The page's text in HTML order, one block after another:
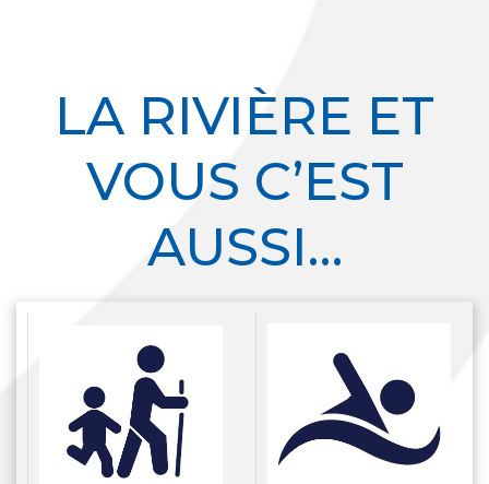
LA RIVIÈRE ET
VOUS C’EST
AUSSI…